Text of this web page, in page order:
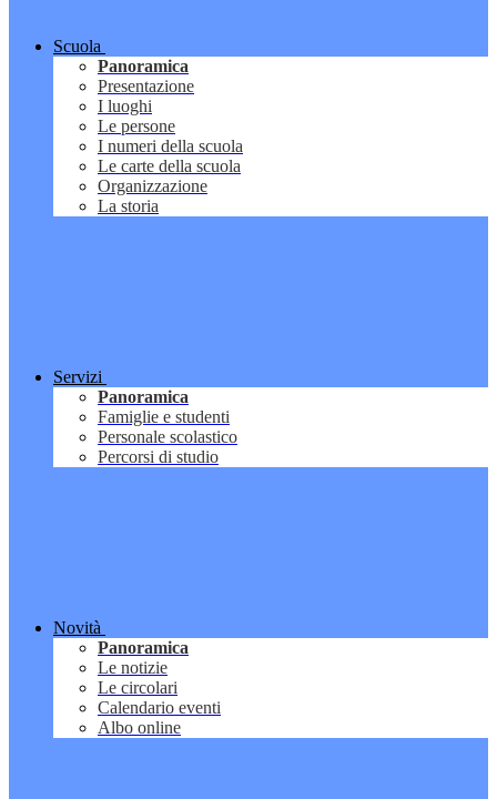
Scuola
Panoramica
Presentazione
I luoghi
Le persone
I numeri della scuola
Le carte della scuola
Organizzazione
La storia
Servizi
Panoramica
Famiglie e studenti
Personale scolastico
Percorsi di studio
Novità
Panoramica
Le notizie
Le circolari
Calendario eventi
Albo online